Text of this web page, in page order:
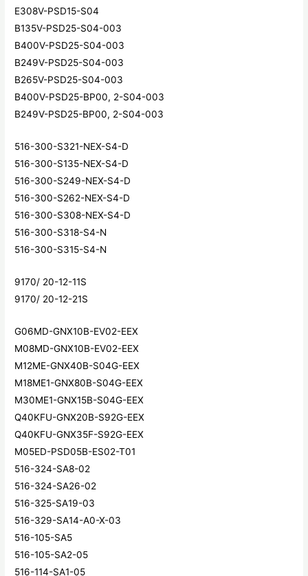
E308V-PSD15-S04
B135V-PSD25-S04-003
B400V-PSD25-S04-003
B249V-PSD25-S04-003
B265V-PSD25-S04-003
B400V-PSD25-BP00, 2-S04-003
B249V-PSD25-BP00, 2-S04-003
516-300-S321-NEX-S4-D
516-300-S135-NEX-S4-D
516-300-S249-NEX-S4-D
516-300-S262-NEX-S4-D
516-300-S308-NEX-S4-D
516-300-S318-S4-N
516-300-S315-S4-N
9170/ 20-12-11S
9170/ 20-12-21S
G06MD-GNX10B-EV02-EEX
M08MD-GNX10B-EV02-EEX
M12ME-GNX40B-S04G-EEX
M18ME1-GNX80B-S04G-EEX
M30ME1-GNX15B-S04G-EEX
Q40KFU-GNX20B-S92G-EEX
Q40KFU-GNX35F-S92G-EEX
M05ED-PSD05B-ES02-T01
516-324-SA8-02
516-324-SA26-02
516-325-SA19-03
516-329-SA14-A0-X-03
516-105-SA5
516-105-SA2-05
516-114-SA1-05